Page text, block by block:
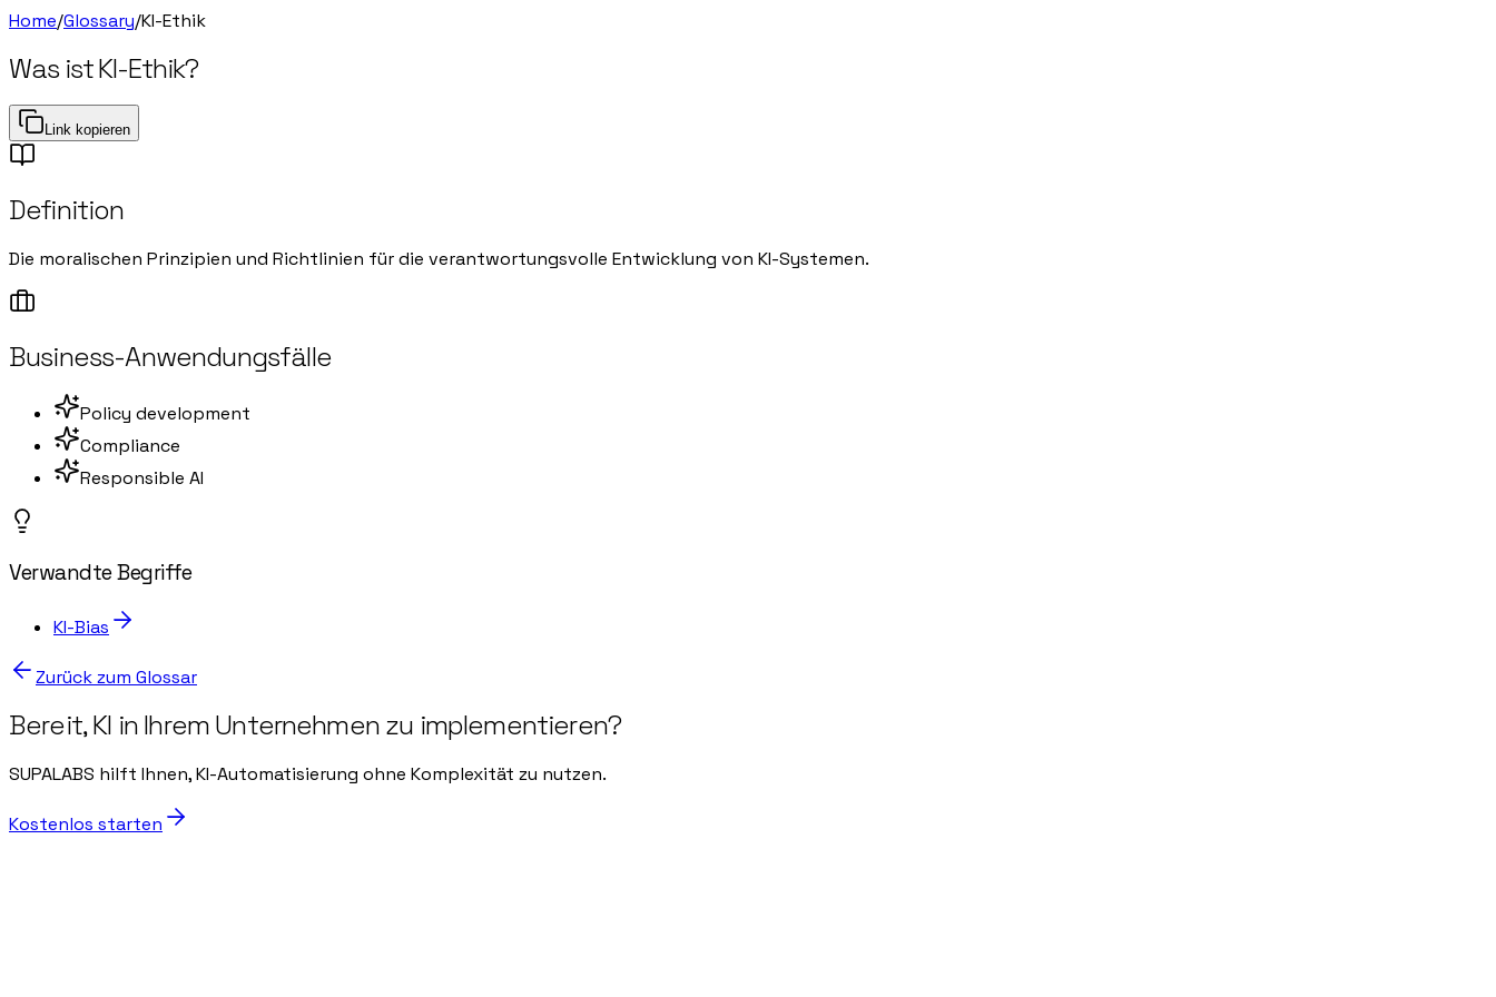
Home/Glossary/KI-Ethik
Was istKI-Ethik?
Link kopieren
Definition
Die moralischen Prinzipien und Richtlinien für die verantwortungsvolle Entwicklung von KI-Systemen.
Business-Anwendungsfälle
Policy development
Compliance
Responsible AI
Verwandte Begriffe
KI-Bias
Zurück zum Glossar
Bereit, KI in Ihrem Unternehmen zu implementieren?
SUPALABS hilft Ihnen, KI-Automatisierung ohne Komplexität zu nutzen.
Kostenlos starten